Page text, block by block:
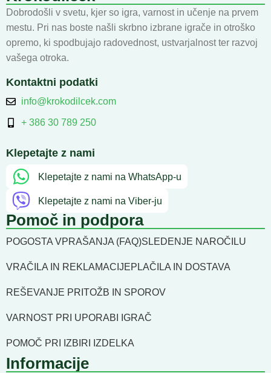
Dobrodošli v svetu, kjer so igra, varnost in učenje na prvem
mestu. Pri nas boste našli skrbno izbrane igrače in otroško
opremo, ki spodbujajo radovednost, ustvarjalnost ter razvoj
vašega otroka.
Kontaktni podatki
info@krokodilcek.com
+ 386 30 789 250
Klepetajte z nami
Klepetajte z nami na WhatsApp-u
Klepetajte z nami na Viber-ju
Pomoč in podpora
POGOSTA VPRAŠANJA (FAQ)SLEDENJE NAROČILU
VRAČILA IN REKLAMACIJEPLAČILA IN DOSTAVA
REŠEVANJE PRITOŽB IN SPOROV
VARNOST PRI UPORABI IGRAČ
POMOČ PRI IZBIRI IZDELKA
Informacije